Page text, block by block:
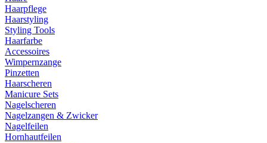
Haarpflege
Haarstyling
Styling Tools
Haarfarbe
Accessoires
Wimpernzange
Pinzetten
Haarscheren
Manicure Sets
Nagelscheren
Nagelzangen & Zwicker
Nagelfeilen
Hornhautfeilen